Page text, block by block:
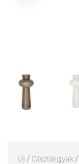
Új / Dísztárgyak /